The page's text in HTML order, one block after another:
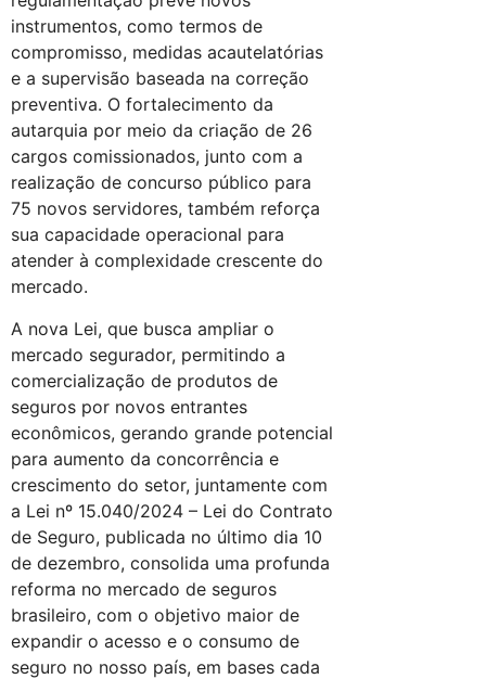
instrumentos, como termos de
compromisso, medidas acautelatórias
e a supervisão baseada na correção
preventiva. O fortalecimento da
autarquia por meio da criação de 26
cargos comissionados, junto com a
realização de concurso público para
75 novos servidores, também reforça
sua capacidade operacional para
atender à complexidade crescente do
mercado.
A nova Lei, que busca ampliar o
mercado segurador, permitindo a
comercialização de produtos de
seguros por novos entrantes
econômicos, gerando grande potencial
para aumento da concorrência e
crescimento do setor, juntamente com
a Lei nº 15.040/2024 – Lei do Contrato
de Seguro, publicada no último dia 10
de dezembro, consolida uma profunda
reforma no mercado de seguros
brasileiro, com o objetivo maior de
expandir o acesso e o consumo de
seguro no nosso país, em bases cada